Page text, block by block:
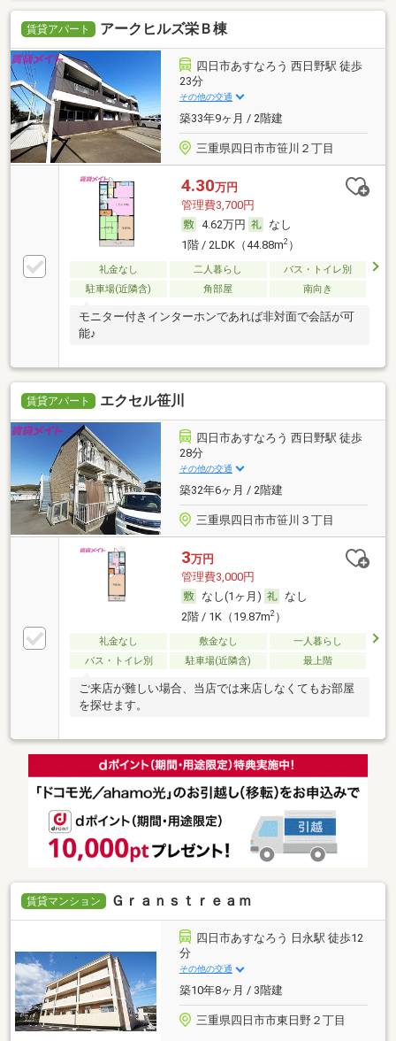
賃貸アパート アークヒルズ栄Ｂ棟
四日市あすなろう 西日野駅 徒歩
23分
その他の交通
築33年9ヶ月 / 2階建
三重県四日市市笹川２丁目
4.30万円
管理費3,700円
4.62万円
なし
1階 / 2LDK（44.88m2）
礼金なし 二人暮らし
バス・トイレ別
駐車場(近隣含)
角部屋 南向き
モニター付きインターホンであれば非対面で会話が可
能♪
賃貸アパート エクセル笹川
四日市あすなろう 西日野駅 徒歩
28分
その他の交通
築32年6ヶ月 / 2階建
三重県四日市市笹川３丁目
3万円
管理費3,000円
なし(1ヶ月)
なし
2階 / 1K（19.87m2）
礼金なし 敷金なし
一人暮らし
バス・トイレ別
駐車場(近隣含) 最上階
ご来店が難しい場合、当店では来店しなくてもお部屋
を探せます。
賃貸マンション Ｇｒａｎｓｔｒｅａｍ
四日市あすなろう 日永駅 徒歩12
分
その他の交通
築10年8ヶ月 / 3階建
三重県四日市市東日野２丁目